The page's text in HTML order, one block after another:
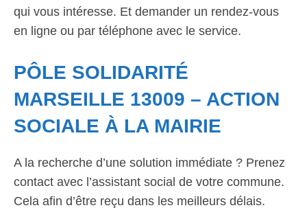
qui vous intéresse. Et demander un rendez-vous
en ligne ou par téléphone avec le service.
PÔLE SOLIDARITÉ
MARSEILLE 13009 – ACTION
SOCIALE À LA MAIRIE
A la recherche d’une solution immédiate ? Prenez
contact avec l’assistant social de votre commune.
Cela afin d’être reçu dans les meilleurs délais.